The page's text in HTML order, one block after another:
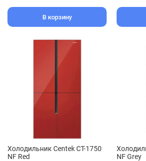
В корзину
Холодильник Centek CT-1750
NF Red
NF Grey